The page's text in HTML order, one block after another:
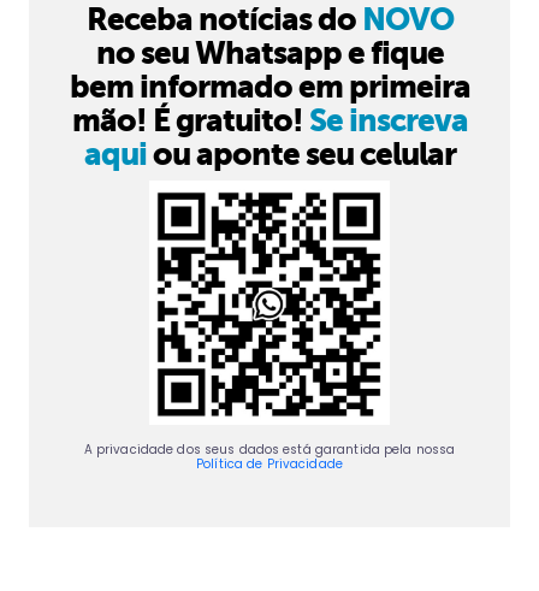
Receba notícias do NOVO
no seu Whatsapp e fique
bem informado em primeira
mão! É gratuito! Se inscreva
aquiou aponte seu celular
A privacidade dos seus dados está garantida pela nossa
Política de Privacidade